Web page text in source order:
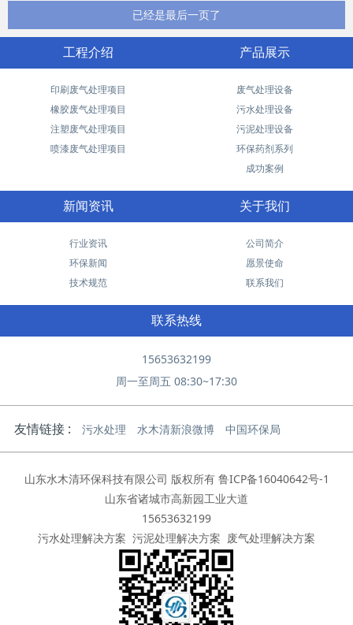
已经是最后一页了
工程介绍
印刷废气处理项目
橡胶废气处理项目
注塑废气处理项目
喷漆废气处理项目
产品展示
废气处理设备
污水处理设备
污泥处理设备
环保药剂系列
成功案例
新闻资讯
行业资讯
环保新闻
技术规范
关于我们
公司简介
愿景使命
联系我们
联系热线
15653632199
周一至周五 08:30~17:30
友情链接 : 污水处理 水木清新浪微博 中国环保局
山东水木清环保科技有限公司 版权所有 鲁ICP备16040642号-1
山东省诸城市高新园工业大道
15653632199
污水处理解决方案 污泥处理解决方案 废气处理解决方案